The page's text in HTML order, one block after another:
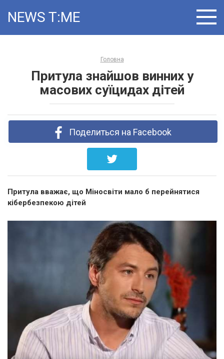
NEWS T:ME
Головна
Притула знайшов винних у
масових суїцидах дітей
Поделиться на Facebook
Притула вважає, що Міносвіти мало б перейнятися
кібербезпекою дітей